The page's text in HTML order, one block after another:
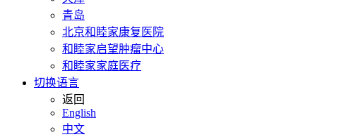
青岛
北京和睦家康复医院
和睦家启望肿瘤中心
和睦家家庭医疗
切换语言
返回
English
中文